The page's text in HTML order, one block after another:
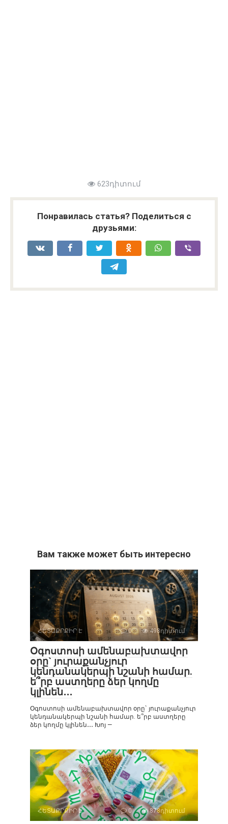
623դիտում
Понравилась статья? Поделиться с
друзьями:
Вам также может быть интересно
ՀԵՏԱՔՐՔԻՐ Է 0 498դիտում
Օգոստոսի ամենաբախտավոր
օրը` յուրաքանչյուր
կենդանակերպի նշանի համար.
ե՞րբ աստղերը ձեր կողմը
կլինեն․․․
Օգոստոսի ամենաբախտավոր օրը` յուրաքանչյուր
կենդանակերպի նշանի համար. ե՞րբ աստղերը
ձեր կողմը կլինեն․․․ Խոյ —
ՀԵՏԱՔՐՔԻՐ Է 0 878դիտում